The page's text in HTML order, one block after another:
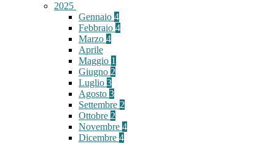
2025
Gennaio 4
Febbraio 4
Marzo 4
Aprile
Maggio 1
Giugno 2
Luglio 3
Agosto 3
Settembre 2
Ottobre 2
Novembre 4
Dicembre 4